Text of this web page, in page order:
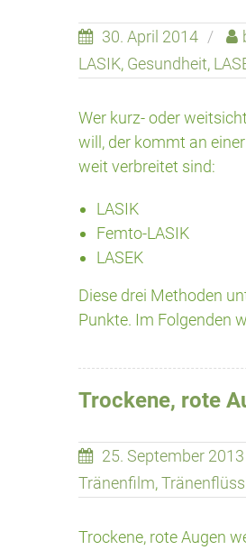
30. April 2014
LASIK, Gesundheit,
Wer kurz- oder
will, der kommt an
weit verbreitet sind:
LASIK
Femto-LASIK
LASEK
Diese drei Methoden
Punkte. Im Folgenden
Trockene, rote
25. September 2013
Tränenfilm,
Trockene, rote Augen